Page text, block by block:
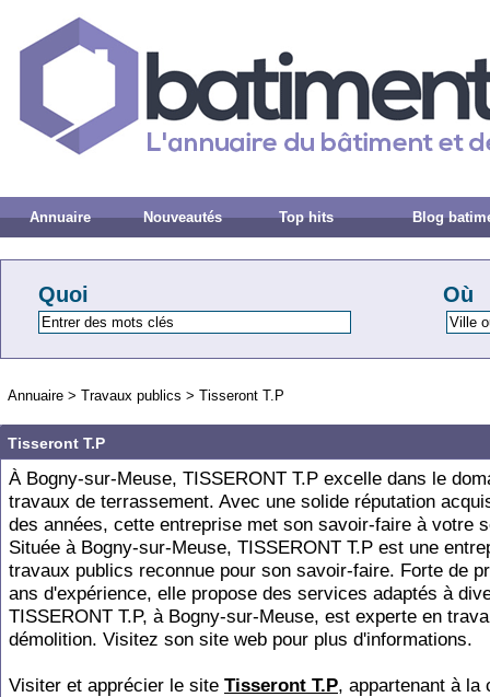
Annuaire Nouveautés Top hits Blog
Quoi Où
Annuaire > Travaux publics > Tisseront T.P
Tisseront T.P
À Bogny-sur-Meuse, TISSERONT T.P excelle dans le
travaux de terrassement. Avec une solide réputation
des années, cette entreprise met son savoir-faire à votre
Située à Bogny-sur-Meuse, TISSERONT T.P est une
travaux publics reconnue pour son savoir-faire. Forte de
ans d'expérience, elle propose des services adaptés à
TISSERONT T.P, à Bogny-sur-Meuse, est experte en
démolition. Visitez son site web pour plus d'informations.
Visiter et apprécier le site Tisseront T.P, appartenant à la